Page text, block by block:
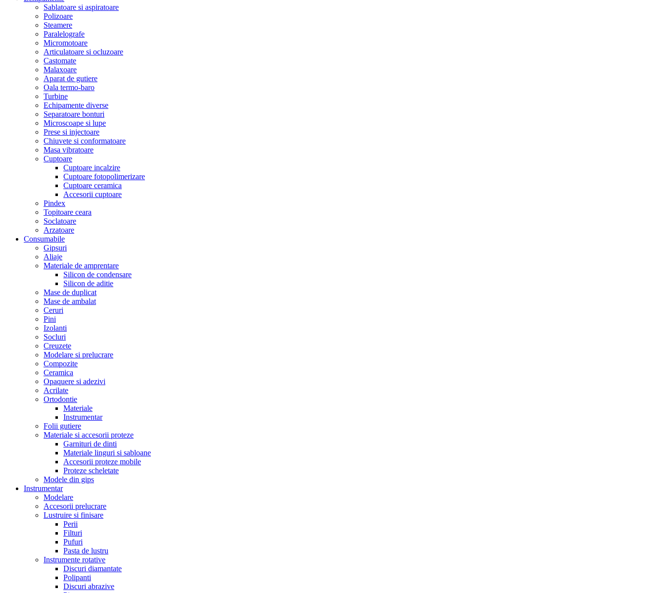
Sablatoare si aspiratoare
Polizoare
Steamere
Paralelografe
Micromotoare
Articulatoare si ocluzoare
Castomate
Malaxoare
Aparat de gutiere
Oala termo-baro
Turbine
Echipamente diverse
Separatoare bonturi
Microscoape si lupe
Prese si injectoare
Chiuvete si conformatoare
Masa vibratoare
Cuptoare
Cuptoare incalzire
Cuptoare fotopolimerizare
Cuptoare ceramica
Accesorii cuptoare
Pindex
Topitoare ceara
Soclatoare
Arzatoare
Consumabile
Gipsuri
Aliaje
Materiale de amprentare
Silicon de condensare
Silicon de aditie
Mase de duplicat
Mase de ambalat
Ceruri
Pini
Izolanti
Socluri
Creuzete
Modelare si prelucrare
Compozite
Ceramica
Opaquere si adezivi
Acrilate
Ortodontie
Materiale
Instrumentar
Folii gutiere
Materiale si accesorii proteze
Garnituri de dinti
Materiale linguri si sabloane
Accesorii proteze mobile
Proteze scheletate
Modele din gips
Instrumentar
Modelare
Accesorii prelucrare
Lustruire si finisare
Perii
Filturi
Pufuri
Pasta de lustru
Instrumente rotative
Discuri diamantate
Polipanti
Discuri abrazive